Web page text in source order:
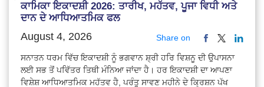
ਕਾਮਿਕਾ ਇਕਾਦਸ਼ੀ 2026: ਤਾਰੀਖ, ਮਹੱਤਵ, ਪੂਜਾ ਵਿਧੀ ਅਤੇ
ਦਾਨ ਦੇ ਆਧਿਆਤਮਿਕ ਫਲ
August 4, 2026 Share on
ਸਨਾਤਨ ਧਰਮ ਵਿੱਚ ਇਕਾਦਸ਼ੀ ਨੂੰ ਭਗਵਾਨ ਸ਼੍ਰੀ ਹਰਿ ਵਿਸ਼ਨੂ ਦੀ ਉਪਾਸਨਾ
ਲਈ ਸਭ ਤੋਂ ਪਵਿੱਤਰ ਤਿਥੀ ਮੰਨਿਆ ਜਾਂਦਾ ਹੈ। ਹਰ ਇਕਾਦਸ਼ੀ ਦਾ ਆਪਣਾ
ਵਿਸ਼ੇਸ਼ ਆਧਿਆਤਮਿਕ ਮਹੱਤਵ ਹੈ, ਪਰੰਤੂ ਸਾਵਣ ਮਹੀਨੇ ਦੇ ਕ੍ਰਿਸ਼ਨ ਪੱਖ